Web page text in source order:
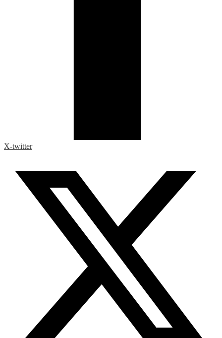
X-twitter